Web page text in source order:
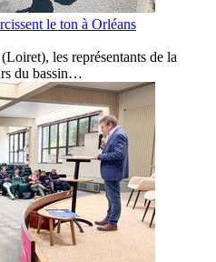
le ton à Orléans
les représentants de la
du bassin…